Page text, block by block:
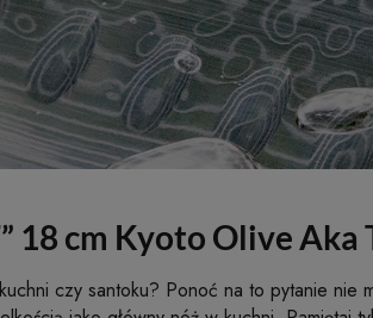
18 cm Kyoto Olive Aka
czy santoku? Ponoć na to pytanie